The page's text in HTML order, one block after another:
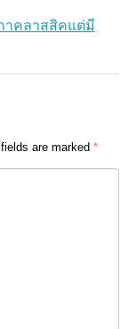
าคลาสสิคแต่มี
are marked *